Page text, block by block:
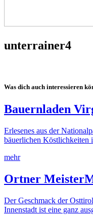
unterrainer4
Was dich auch interessieren
Bauernladen
Erlesenes aus der
bäuerlichen
mehr
Ortner
Der Geschmack der
Innenstadt ist eine ganz